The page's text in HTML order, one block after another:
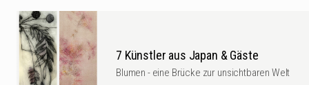
7 Künstler aus Japan & Gäste
Blumen - eine Brücke zur unsichtbaren Welt